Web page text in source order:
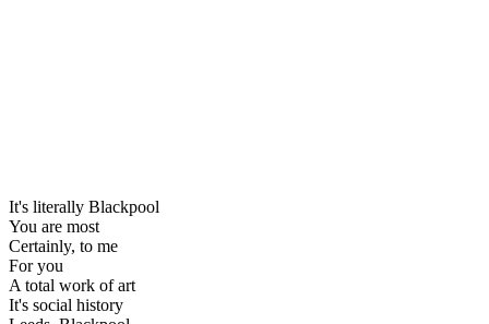
It's literally Blackpool
You are most
Certainly, to me
For you
A total work of art
It's social history